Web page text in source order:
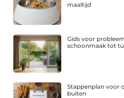
maaltijd
Gids voor
schoonmaak tot
Stappenplan voor
buiten